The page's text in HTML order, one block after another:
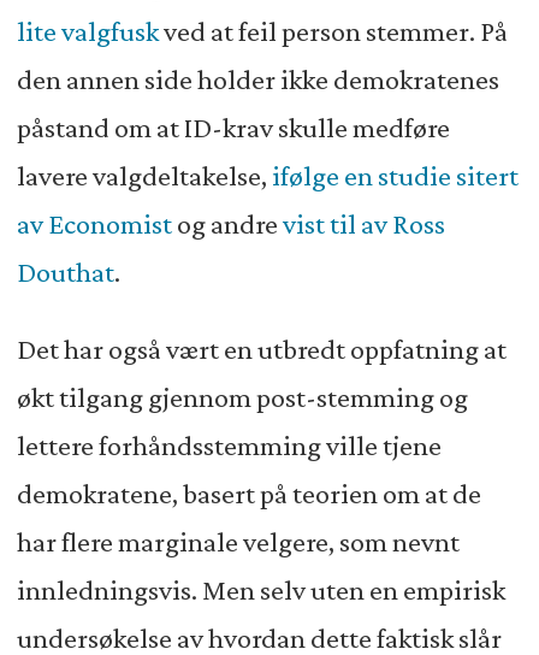
lite valgfuskved at feil person stemmer. På
den annen side holder ikke demokratenes
påstand om at ID-krav skulle medføre
lavere valgdeltakelse, ifølge en studie sitert
av Economistog andrevist til av Ross
Douthat.
Det har også vært en utbredt oppfatning at
økt tilgang gjennom post-stemming og
lettere forhåndsstemming ville tjene
demokratene, basert på teorien om at de
har flere marginale velgere, som nevnt
innledningsvis. Men selv uten en empirisk
undersøkelse av hvordan dette faktisk slår